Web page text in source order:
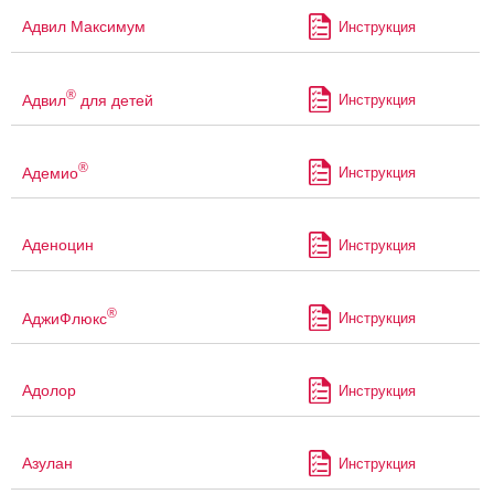
Адвил Максимум Инструкция
Адвил® для детей Инструкция
Адемио® Инструкция
Аденоцин Инструкция
АджиФлюкс® Инструкция
Адолор Инструкция
Азулан Инструкция